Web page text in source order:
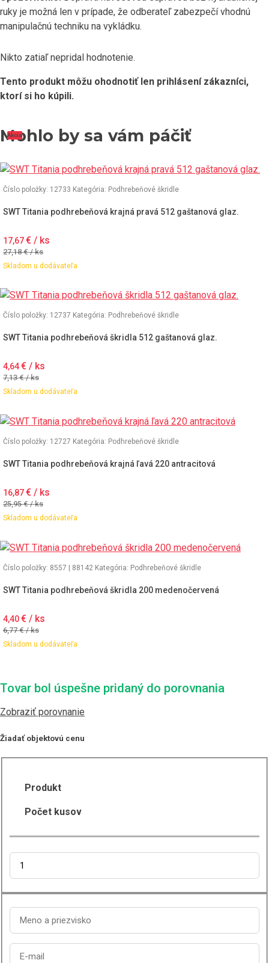
ruky je možná len v prípade, že odberateľ zabezpečí vhodnú
manipulačnú techniku na vykládku.
Nikto zatiaľ nepridal hodnotenie.
Tento produkt môžu ohodnotiť len prihlásení zákazníci,
ktorí si ho kúpili.
Mohlo by sa vám páčiť
Akcia
Číslo položky: 12733 Kategória: Podhrebeňové škridle
SWT Titania podhrebeňová krajná pravá 512 gaštanová glaz.
27,18€ / ks
17,67€ / ks
Skladom u dodávateľa
Akcia
Číslo položky: 12737 Kategória: Podhrebeňové škridle
SWT Titania podhrebeňová škridla 512 gaštanová glaz.
7,13€ / ks
4,64€ / ks
Skladom u dodávateľa
Akcia
Číslo položky: 12727 Kategória: Podhrebeňové škridle
SWT Titania podhrebeňová krajná ľavá 220 antracitová
25,95€ / ks
16,87€ / ks
Skladom u dodávateľa
Akcia
Číslo položky: 8557 | 88142 Kategória: Podhrebeňové škridle
SWT Titania podhrebeňová škridla 200 medenočervená
6,77€ / ks
4,40€ / ks
Skladom u dodávateľa
Tovar bol úspešne pridaný do porovnania
Zobraziť porovnanie
Žiadať objektovú cenu
Produkt
Počet kusov